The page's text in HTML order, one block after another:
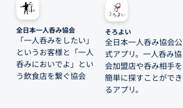
全日本一人呑み協会
「一人呑みをしたい」
というお客様と「一人
呑みにおいでよ」とい
う飲食店を繋ぐ協会
そろよい
全日本一人呑み協会公
式アプリ。一人呑み協
会加盟店や呑み相手を
簡単に探すことができ
るアプリ。